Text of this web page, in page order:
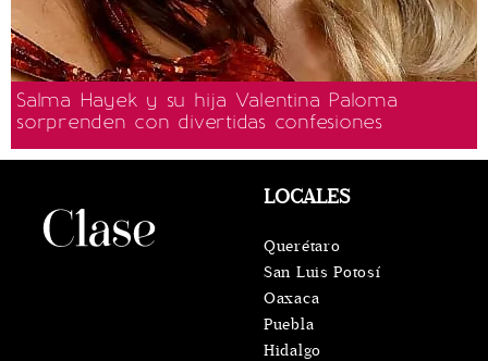
Salma Hayek y su hija Valentina Paloma
sorprenden con divertidas confesiones
LOCALES
Querétaro
San Luis Potosí
Oaxaca
Puebla
Hidalgo